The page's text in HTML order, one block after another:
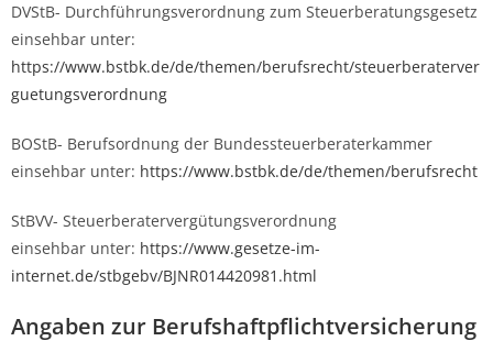
DVStB- Durchführungsverordnung zum Steuerberatungsgesetz
einsehbar unter:
https://www.bstbk.de/de/themen/berufsrecht/steuerberaterver
guetungsverordnung
BOStB- Berufsordnung der Bundessteuerberaterkammer
einsehbar unter: https://www.bstbk.de/de/themen/berufsrecht
StBVV- Steuerberatervergütungsverordnung
einsehbar unter: https://www.gesetze-im-
internet.de/stbgebv/BJNR014420981.html
Angaben zur Berufs­haftpflicht­versicherung